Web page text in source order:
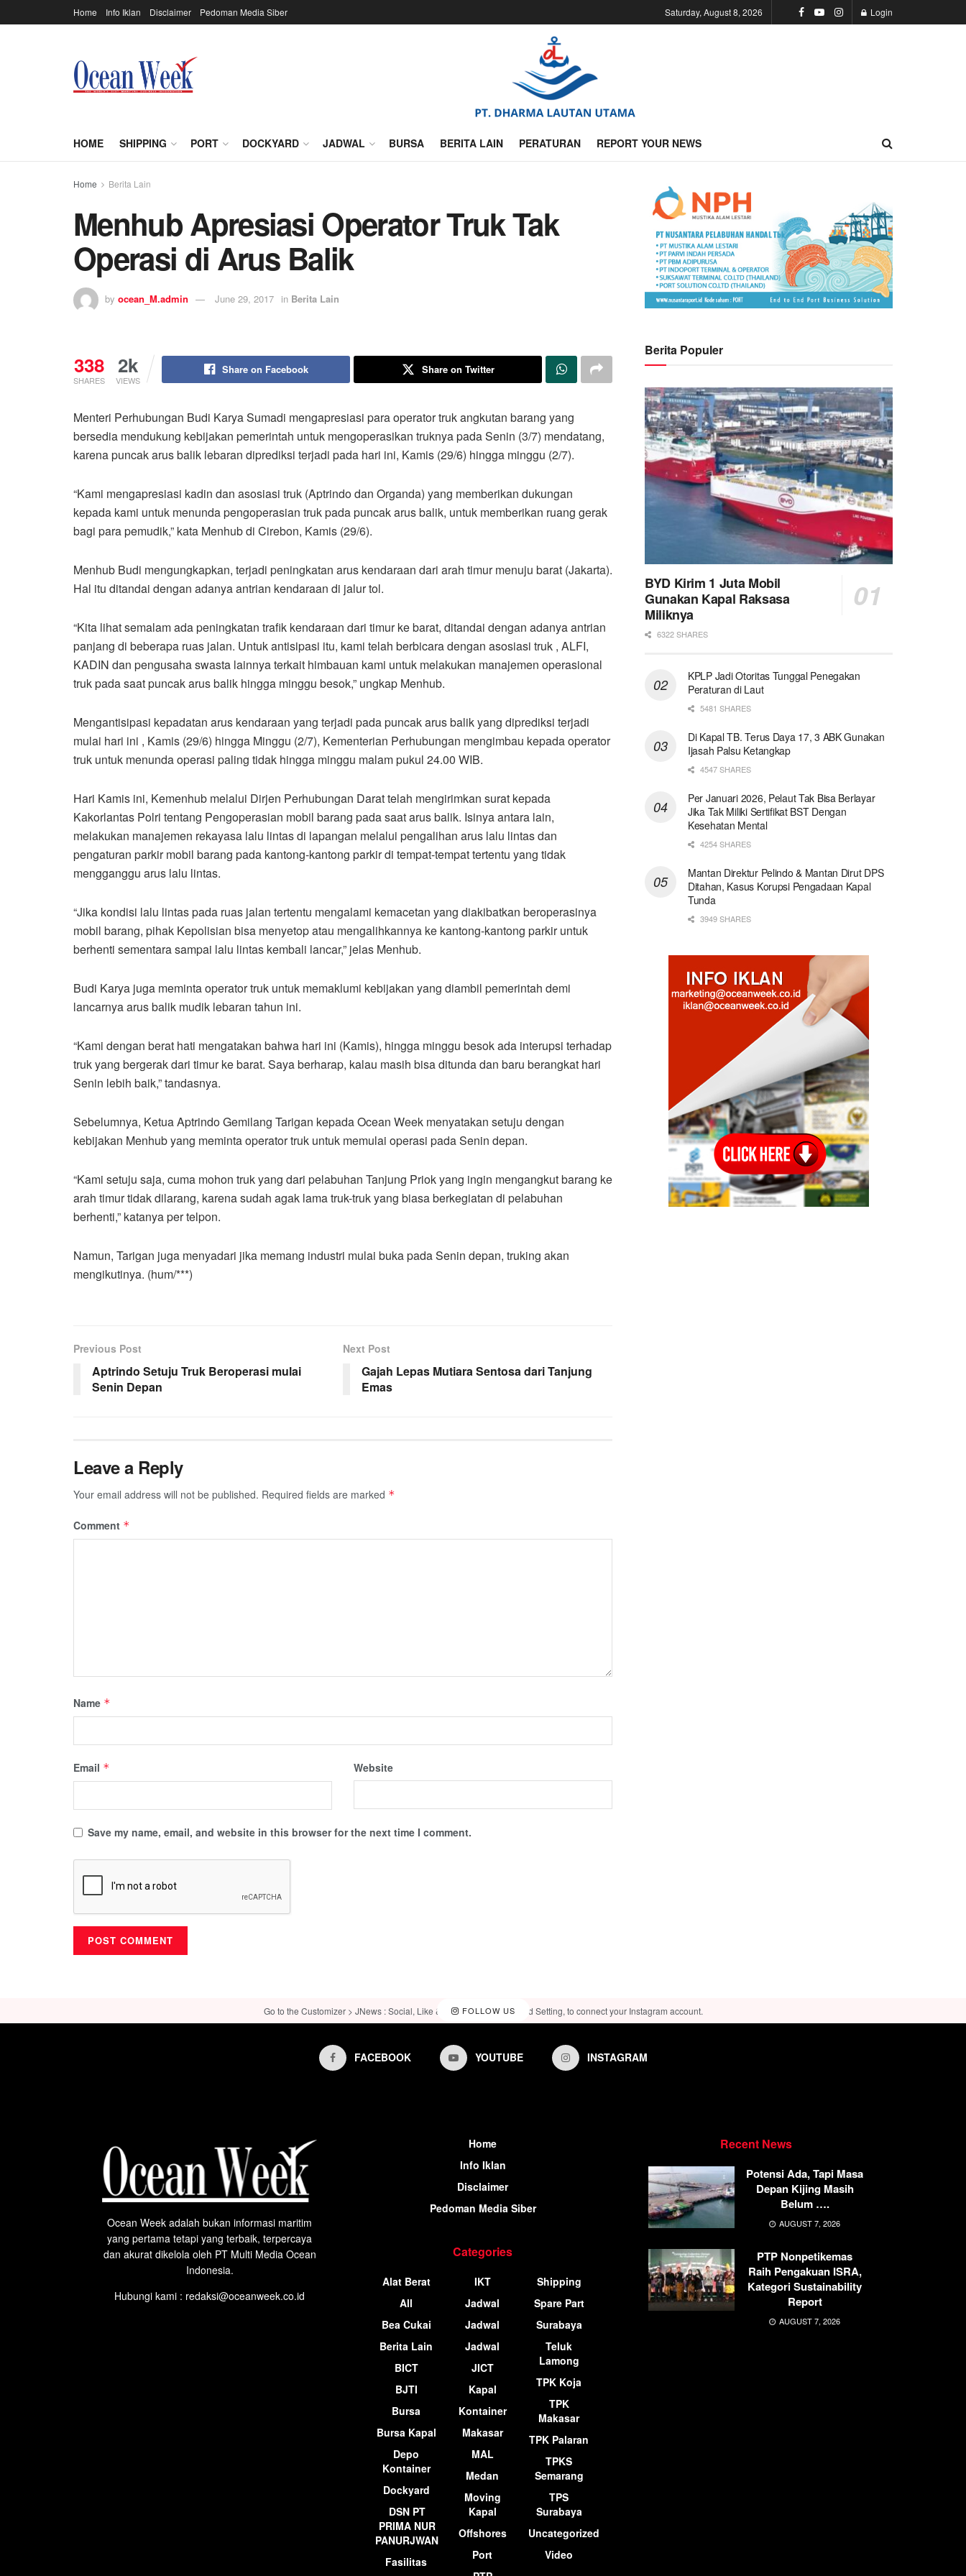
Home Info Iklan Disclaimer Pedoman Media Siber Saturday, August 8, 2026 Login
HOME SHIPPING PORT DOCKYARD JADWAL BURSA BERITA LAIN PERATURAN REPORT YOUR NEWS
Home Berita Lain
Menhub Apresiasi Operator Truk Tak
Operasi di Arus Balik
by ocean_M.admin June 29, 2017 in Berita Lain
338
SHARES
2k
VIEWS
Share on Facebook Share on Twitter
Menteri Perhubungan Budi Karya Sumadi mengapresiasi para operator truk angkutan barang yang
bersedia mendukung kebijakan pemerintah untuk mengoperasikan truknya pada Senin (3/7) mendatang,
karena puncak arus balik lebaran diprediksi terjadi pada hari ini, Kamis (29/6) hingga minggu (2/7).
“Kami mengapresiasi kadin dan asosiasi truk (Aptrindo dan Organda) yang memberikan dukungan
kepada kami untuk menunda pengoperasian truk pada puncak arus balik, untuk memberikan ruang gerak
bagi para pemudik,” kata Menhub di Cirebon, Kamis (29/6).
Menhub Budi mengungkapkan, terjadi peningkatan arus kendaraan dari arah timur menuju barat (Jakarta).
Hal itu ditandai dengan adanya antrian kendaraan di jalur tol.
“Kita lihat semalam ada peningkatan trafik kendaraan dari timur ke barat, ditandai dengan adanya antrian
panjang di beberapa ruas jalan. Untuk antisipasi itu, kami telah berbicara dengan asosiasi truk , ALFI,
KADIN dan pengusaha swasta lainnya terkait himbauan kami untuk melakukan manajemen operasional
truk pada saat puncak arus balik hingga minggu besok,” ungkap Menhub.
Mengantisipasi kepadatan arus kendaraan yang terjadi pada puncak arus balik yang diprediksi terjadi
mulai hari ini , Kamis (29/6) hingga Minggu (2/7), Kementerian Perhubungan mengimbau kepada operator
truk untuk menunda operasi paling tidak hingga minggu malam pukul 24.00 WIB.
Hari Kamis ini, Kemenhub melalui Dirjen Perhubungan Darat telah mengirimkan surat kepada
Kakorlantas Polri tentang Pengoperasian mobil barang pada saat arus balik. Isinya antara lain,
melakukan manajemen rekayasa lalu lintas di lapangan melalui pengalihan arus lalu lintas dan
pengaturan parkir mobil barang pada kantong-kantong parkir di tempat-tempat tertentu yang tidak
mengganggu arus lalu lintas.
“Jika kondisi lalu lintas pada ruas jalan tertentu mengalami kemacetan yang diakibatkan beroperasinya
mobil barang, pihak Kepolisian bisa menyetop atau mengalihkannya ke kantong-kantong parkir untuk
berhenti sementara sampai lalu lintas kembali lancar,” jelas Menhub.
Budi Karya juga meminta operator truk untuk memaklumi kebijakan yang diambil pemerintah demi
lancarnya arus balik mudik lebaran tahun ini.
“Kami dengan berat hati mengatakan bahwa hari ini (Kamis), hingga minggu besok ada interupsi terhadap
truk yang bergerak dari timur ke barat. Saya berharap, kalau masih bisa ditunda dan baru berangkat hari
Senin lebih baik,” tandasnya.
Sebelumnya, Ketua Aptrindo Gemilang Tarigan kepada Ocean Week menyatakan setuju dengan
kebijakan Menhub yang meminta operator truk untuk memulai operasi pada Senin depan.
“Kami setuju saja, cuma mohon truk yang dari pelabuhan Tanjung Priok yang ingin mengangkut barang ke
arah timur tidak dilarang, karena sudah agak lama truk-truk yang biasa berkegiatan di pelabuhan
berhenti,” katanya per telpon.
Namun, Tarigan juga menyadari jika memang industri mulai buka pada Senin depan, truking akan
mengikutinya. (hum/***)
Previous Post
Aptrindo Setuju Truk Beroperasi mulai
Senin Depan
Next Post
Gajah Lepas Mutiara Sentosa dari Tanjung
Emas
Leave a Reply
Your email address will not be published. Required fields are marked *
Comment *
Name *
Email * Website
Save my name, email, and website in this browser for the next time I comment.
Berita Populer
BYD Kirim 1 Juta Mobil
Gunakan Kapal Raksasa
Miliknya
6322 SHARES
KPLP Jadi Otoritas Tunggal Penegakan
Peraturan di Laut
5481 SHARES
Di Kapal TB. Terus Daya 17, 3 ABK Gunakan
Ijasah Palsu Ketangkap
4547 SHARES
Per Januari 2026, Pelaut Tak Bisa Berlayar
Jika Tak Miliki Sertifikat BST Dengan
Kesehatan Mental
4254 SHARES
Mantan Direktur Pelindo & Mantan Dirut DPS
Ditahan, Kasus Korupsi Pengadaan Kapal
Tunda
3949 SHARES
FOLLOW US
Go to the Customizer > JNews : Social, Like & View > Instagram Feed Setting, to connect your Instagram account.
FACEBOOK YOUTUBE INSTAGRAM
Ocean Week adalah bukan informasi maritim
yang pertama tetapi yang terbaik, terpercaya
dan akurat dikelola oleh PT Multi Media Ocean
Indonesia.
Hubungi kami : redaksi@oceanweek.co.id
Home
Info Iklan
Disclaimer
Pedoman Media Siber
Categories
Alat Berat
All
Bea Cukai
Berita Lain
BICT
BJTI
Bursa
Bursa Kapal
Depo
Kontainer
Dockyard
DSN PT
PRIMA NUR
PANURJWAN
Fasilitas
IKT
Jadwal
Jadwal
Jadwal
JICT
Kapal
Kontainer
Makasar
MAL
Medan
Moving
Kapal
Offshores
Port
Shipping
Spare Part
Surabaya
Teluk
Lamong
TPK Koja
TPK
Makasar
TPK Palaran
TPKS
Semarang
TPS
Surabaya
Uncategorized
Video
Recent News
Potensi Ada, Tapi Masa
Depan Kijing Masih
Belum ….
AUGUST 7, 2026
PTP Nonpetikemas
Raih Pengakuan ISRA,
Kategori Sustainability
Report
AUGUST 7, 2026